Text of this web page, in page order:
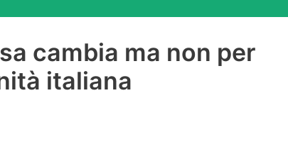
cambia ma non per
italiana